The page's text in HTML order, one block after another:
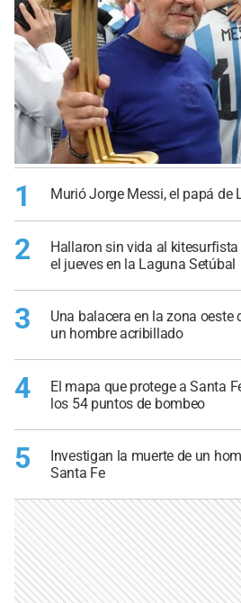
1 Murió Jorge Messi, el papá de
2
Hallaron sin vida al
el jueves en la Laguna Setúbal
3
Una balacera en la zona oeste
un hombre acribillado
4
El mapa que protege a Santa
los 54 puntos de bombeo
5
Investigan la muerte de un
Santa Fe